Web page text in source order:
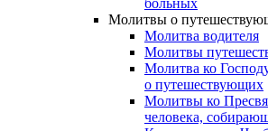
больных
Молитвы о
Молитва водителя
Молитвы
Молитва ко
о путешествующих
Молитвы ко
человека,